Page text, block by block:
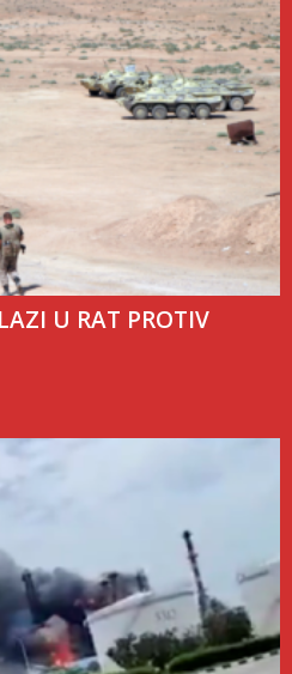
U RAT PROTIV